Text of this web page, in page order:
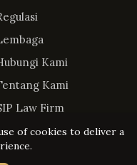
Kami
Kami
Law Firm
of cookies to deliver a